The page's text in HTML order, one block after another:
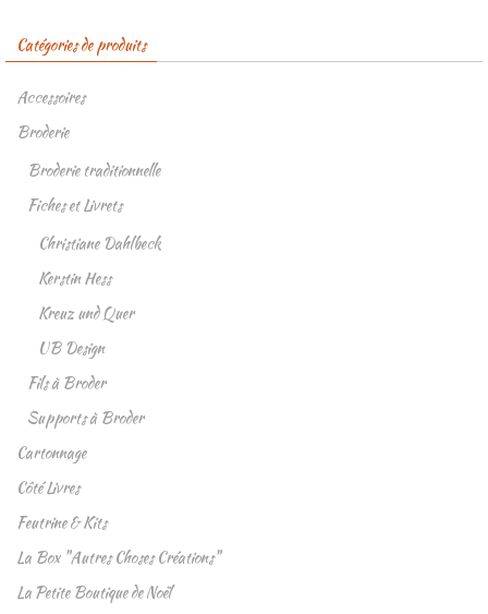
Catégories de produits
Accessoires
Broderie
Broderie traditionnelle
Fiches et Livrets
Christiane Dahlbeck
Kerstin Hess
Kreuz und Quer
UB Design
Fils à Broder
Supports à Broder
Cartonnage
Côté Livres
Feutrine & Kits
La Box "Autres Choses Créations"
La Petite Boutique de Noël